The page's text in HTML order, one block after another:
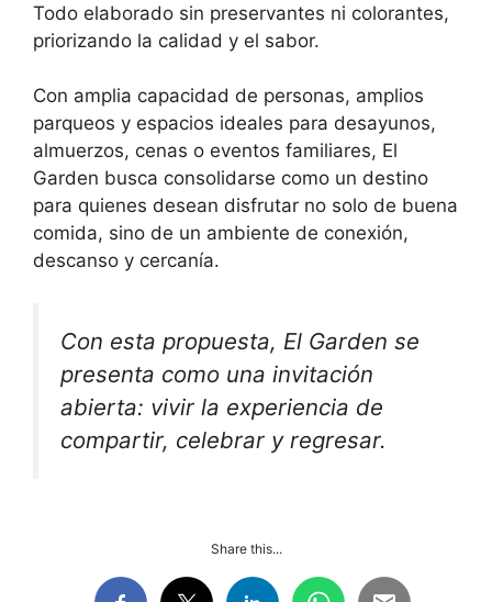
Todo elaborado sin preservantes ni colorantes,
priorizando la calidad y el sabor.
Con amplia capacidad de personas, amplios
parqueos y espacios ideales para desayunos,
almuerzos, cenas o eventos familiares, El
Garden busca consolidarse como un destino
para quienes desean disfrutar no solo de buena
comida, sino de un ambiente de conexión,
descanso y cercanía.
Con esta propuesta, El Garden se
presenta como una invitación
abierta: vivir la experiencia de
compartir, celebrar y regresar.
Share this...